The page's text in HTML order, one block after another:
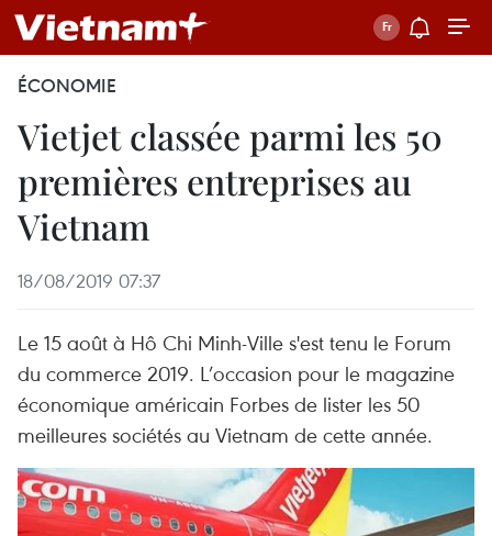
ÉCONOMIE
Vietjet classée parmi les 50
premières entreprises au
Vietnam
18/08/2019 07:37
Le 15 août à Hô Chi Minh-Ville s'est tenu le Forum
du commerce 2019. L’occasion pour le magazine
économique américain Forbes de lister les 50
meilleures sociétés au Vietnam de cette année.